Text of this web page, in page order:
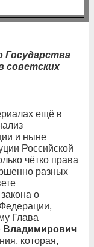
Государства
советских
ещё в
и ныне
Российской
чётко права
разных
о
Глава
Владимирович
которая,